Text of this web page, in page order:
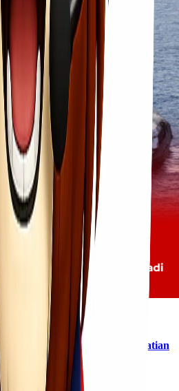
Sentosa II Menjadi Perhatian